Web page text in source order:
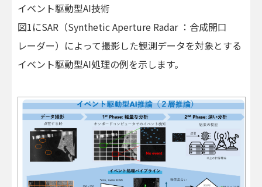
イベント駆動型AI技術
図1にSAR（Synthetic Aperture Radar ：合成開口
レーダー）によって撮影した観測データを対象とする
イベント駆動型AI処理の例を示します。